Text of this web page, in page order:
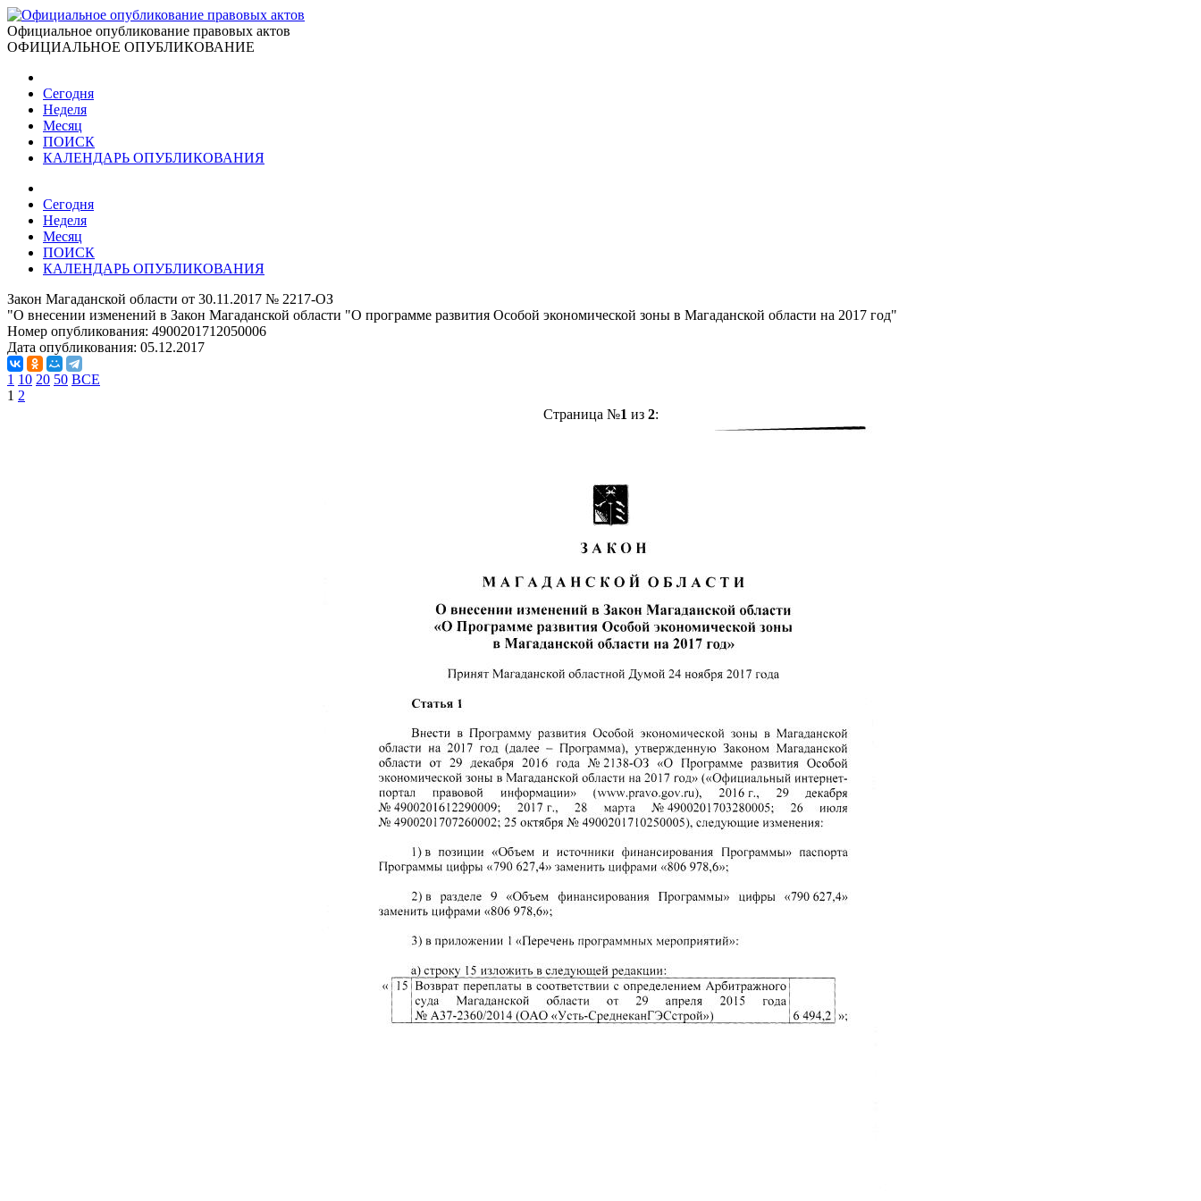
Официальное опубликование правовых актов
ОФИЦИАЛЬНОЕ ОПУБЛИКОВАНИЕ
Сегодня
Неделя
Месяц
ПОИСК
КАЛЕНДАРЬ ОПУБЛИКОВАНИЯ
Сегодня
Неделя
Месяц
ПОИСК
КАЛЕНДАРЬ ОПУБЛИКОВАНИЯ
Закон Магаданской области от 30.11.2017 № 2217-ОЗ
"О внесении изменений в Закон Магаданской области "О программе развития Особой экономической зоны в Магаданской области на 2017 год"
Номер опубликования: 4900201712050006
Дата опубликования: 05.12.2017
1 10 20 50 ВСЕ
1 2
Страница №1 из 2: